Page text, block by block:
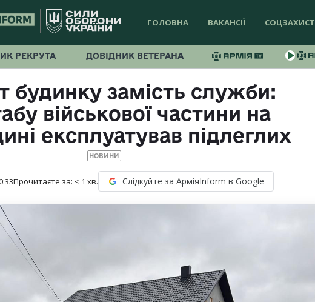
ГОЛОВНА ВАКАНСІЇ СОЦЗАХИСТ
РЕКРУТА ДОВІДНИК ВЕТЕРАНА
будинку замість служби:
військової частини на
експлуатував підлеглих
НОВИНИ
Прочитаєте за: < 1 хв. Слідкуйте за АрміяInform в Google